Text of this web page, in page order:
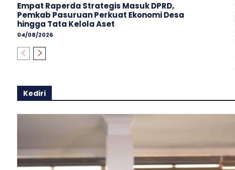
Empat Raperda Strategis Masuk DPRD,
Pemkab Pasuruan Perkuat Ekonomi Desa
hingga Tata Kelola Aset
04/08/2026
Kediri